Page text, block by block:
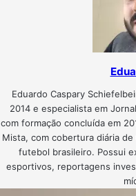
Eduardo Caspary
2014 e especialista em
com formação concluída em
Mista, com cobertura diária
futebol brasileiro. Possui
esportivos, reportagens